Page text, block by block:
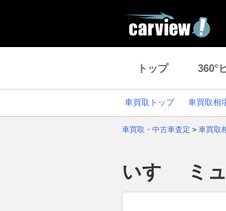
トップ 360°
車買取トップ 車買取相
車買取・中古車査定 > 車買取
いすゞ ミ